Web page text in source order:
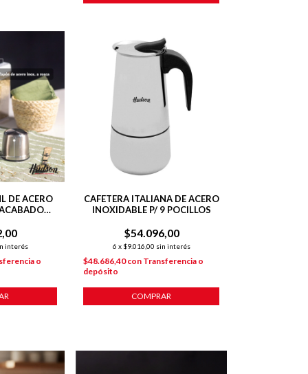
DE ACERO
interés
o
CAFETERA ITALIANA DE ACERO
INOXIDABLE P/ 9 POCILLOS
$54.096,00
6 x $9.016,00 sin interés
$48.686,40con Transferencia o
depósito
COMPRAR